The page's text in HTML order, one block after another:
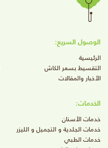
الوصول السريع:
الرئيسية
التقسيط بسعر الكاش
الأخبار والمقالات
الخدمات:
خدمات الأسنان
خدمات الجلدية و التجميل و الليزر
خدمات الطبي